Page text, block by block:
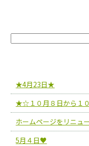
★4月23日★
★☆１０月８日から１
ホームページをリニュ
5月４日♥